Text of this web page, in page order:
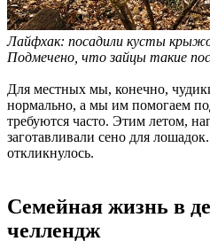
Лайфхак: посадили кусты
Подмечено, что зайцы такие
Для местных мы, конечно,
нормально, а мы им помогаем
требуются часто. Этим летом,
заготавливали сено для
откликнулось.
Семейная жизнь в
челлендж